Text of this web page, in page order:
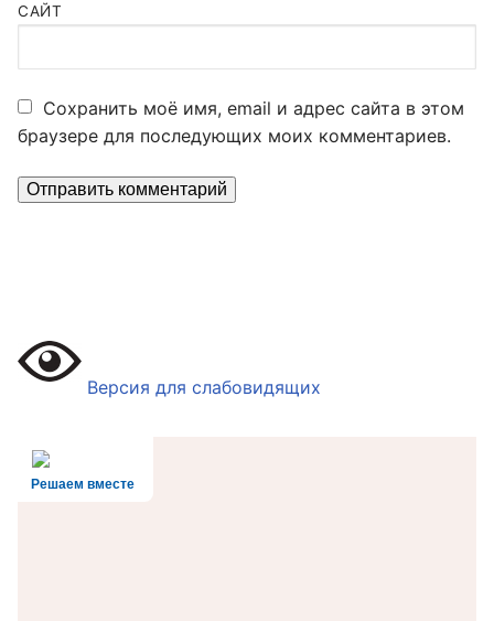
САЙТ
Сохранить моё имя, email и адрес сайта в этом
браузере для последующих моих комментариев.
Версия для слабовидящих
Решаем вместе